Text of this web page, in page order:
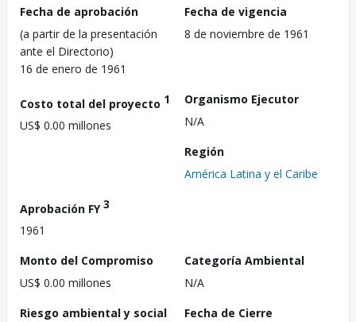
Fecha de aprobación
(a partir de la presentación
ante el Directorio)
16 de enero de 1961
Fecha de vigencia
8 de noviembre de 1961
Costo total del proyecto 1
US$ 0.00 millones
Organismo Ejecutor
N/A
Región
América Latina y el Caribe
Aprobación FY3
1961
Monto del Compromiso
US$ 0.00 millones
Categoría Ambiental
N/A
Riesgo ambiental y social
Fecha de Cierre